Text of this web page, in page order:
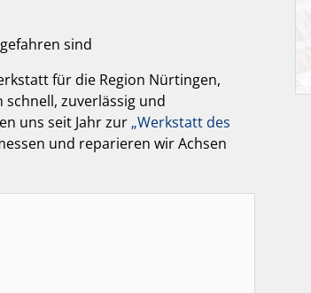
sind
für die Region Nürtingen,
zuverlässig und
uns seit Jahr zur „Werkstatt des
und reparieren wir Achsen